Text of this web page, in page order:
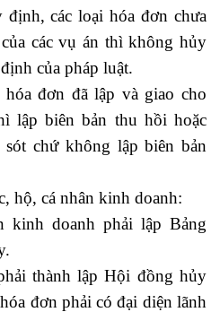
các loại hóa đơn chưa
các vụ án thì không hủy
của pháp luật.
đơn đã lập và giao cho
lập biên bản thu hồi hoặc
chứ không lập biên bản
hộ, cá nhân kinh doanh:
kinh doanh phải lập Bảng
thành lập Hội đồng hủy
đơn phải có đại diện lãnh